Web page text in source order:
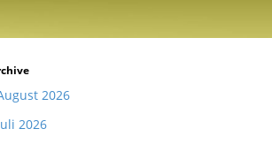
2026
2026